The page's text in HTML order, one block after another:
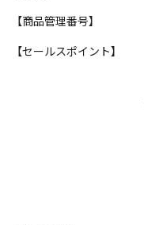
【商品管理番号】
【セールスポイント】